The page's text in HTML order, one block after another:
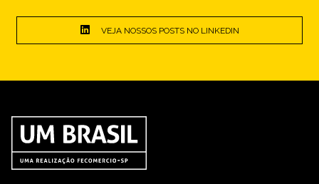
VEJA NOSSOS POSTS NO LINKEDIN